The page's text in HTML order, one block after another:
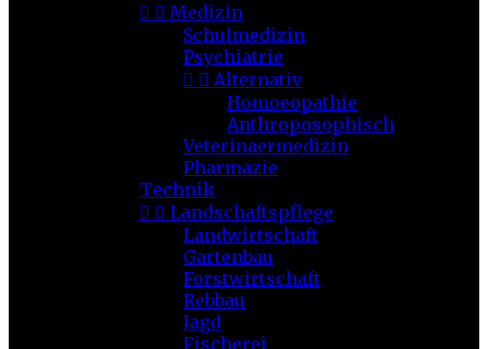
  Medizin
Schulmedizin
Psychiatrie
  Alternativ
Homoeopathie
Anthroposophisch
Veterinaermedizin
Pharmazie
Technik
  Landschaftspflege
Landwirtschaft
Gartenbau
Forstwirtschaft
Rebbau
Jagd
Fischerei